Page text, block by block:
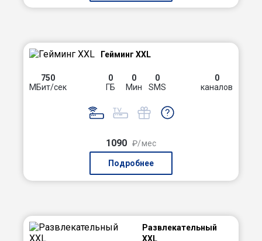
Гейминг XXL
750
МБит/сек
0
ГБ
0
Мин
0
SMS
0
каналов
1090 ₽/мес
Подробнее
Развлекательный
XXL